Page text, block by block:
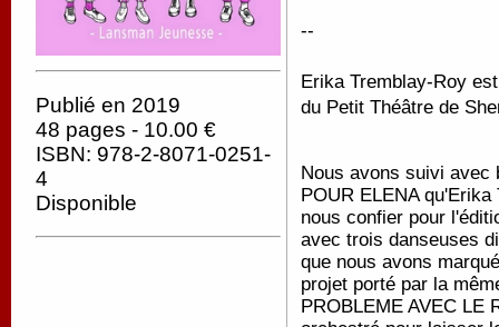
Publié en 2019
48 pages - 10.00 €
ISBN: 978-2-8071-0251-
4
Disponible
--
Erika Tremblay-Roy
du Petit Théâtre de
Nous avons suivi avec
POUR ELENA
nous confier pour
avec trois danseuses
que nous avons
projet porté par la
PROBLEME AVEC LE